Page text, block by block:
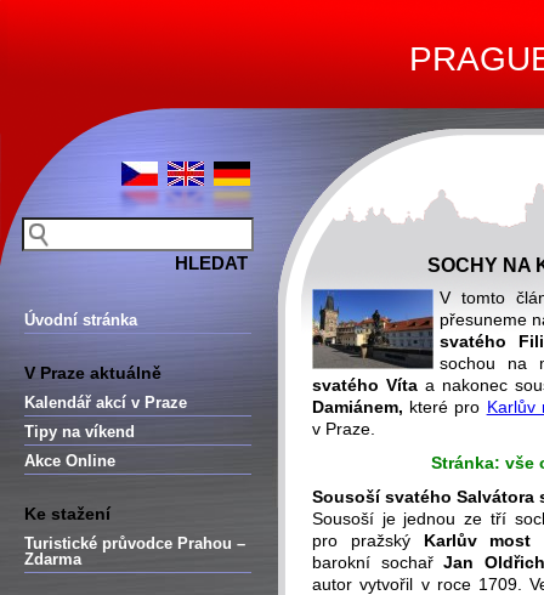
Úvodní stránka
V Praze aktuálně
Kalendář akcí v Praze
Tipy na víkend
Akce Online
Ke stažení
Turistické průvodce Prahou –
Zdarma
SOCHY NA
V tomto
přesuneme
svatého
sochou
svatého Víta a nakonec
Damiánem, které pro Karlův
v Praze.
Stránka: vše
Sousoší svatého Salvátora
Sousoší je jednou ze tří
pro pražský Karlův most
barokní sochařJan
autor vytvořil v roce 1709.